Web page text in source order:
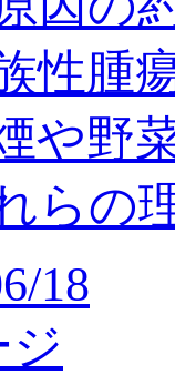
性腫
や野
らの
18